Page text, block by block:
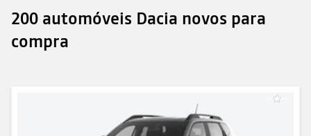
200 automóveis Dacia novos para
compra